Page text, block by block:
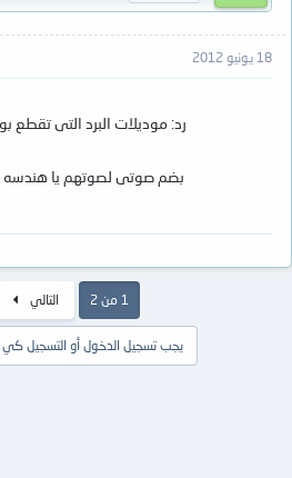
18 يونيو 2012
رد: موديلات البرد التى تقطع
بضم صوتى لصوتهم يا هندسه
1 من 2 التالي
يجب تسجيل الدخول أو التسجيل كي